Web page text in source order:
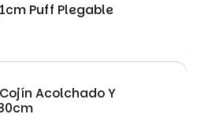
Puff Plegable
Acolchado Y